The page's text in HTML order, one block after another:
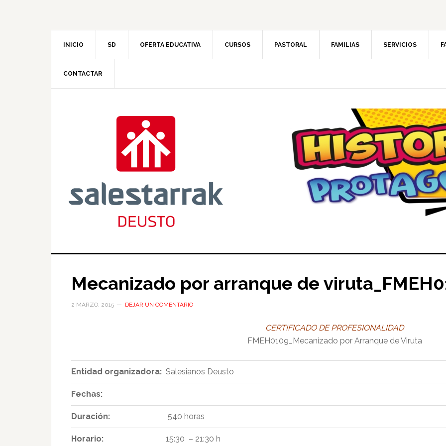
INICIO SD OFERTA EDUCATIVA CURSOS PASTORAL FAMILIAS SERVICIOS
CONTACTAR
Mecanizado por arranque de
2 MARZO, 2015 DEJAR UN COMENTARIO
CERTIFICADO DE PROFESIONALIDAD
FMEH0109_Mecanizado por Arranque de Viruta
Entidad organizadora: Salesianos Deusto
Fechas:
Duración: 540 horas
Horario: 15:30 – 21:30 h